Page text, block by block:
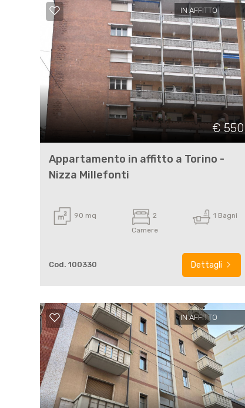
IN AFFITTO
€ 550
Appartamento in affitto a Torino -
Nizza Millefonti
90 mq
2
Camere
1 Bagni
Cod. 100330 Dettagli
IN AFFITTO
cercare
Torino
Tipologia
multiscelta
Commerciali
Prezzo